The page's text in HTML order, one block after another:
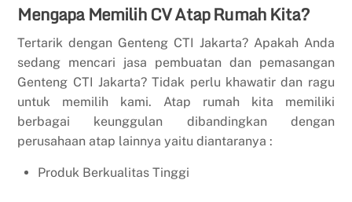
Mengapa Memilih CV Atap Rumah Kita?
Tertarik dengan Genteng CTI Jakarta? Apakah Anda
sedang mencari jasa pembuatan dan pemasangan
Genteng CTI Jakarta? Tidak perlu khawatir dan ragu
untuk memilih kami. Atap rumah kita memiliki
berbagai keunggulan dibandingkan dengan
perusahaan atap lainnya yaitu diantaranya :
Produk Berkualitas Tinggi